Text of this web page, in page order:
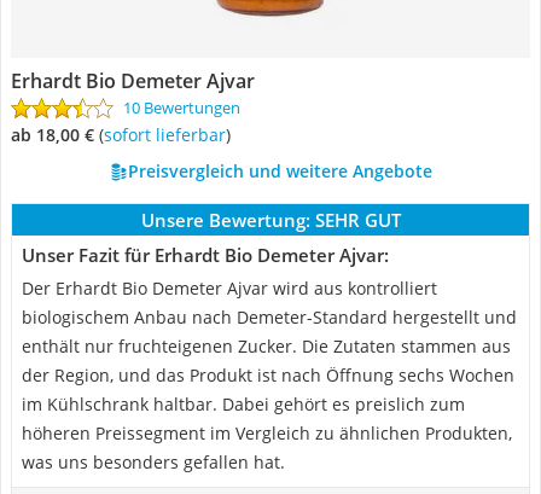
Erhardt Bio Demeter Ajvar
10 Bewertungen
ab 18,00 € ( Sofort lieferbar)
Preisvergleich und weitere Angebote
Unsere Bewertung: SEHR GUT
Unser Fazit für Erhardt Bio Demeter Ajvar:
Der Erhardt Bio Demeter Ajvar wird aus kontrolliert
biologischem Anbau nach Demeter-Standard hergestellt und
enthält nur fruchteigenen Zucker. Die Zutaten stammen aus
der Region, und das Produkt ist nach Öffnung sechs Wochen
im Kühlschrank haltbar. Dabei gehört es preislich zum
höheren Preissegment im Vergleich zu ähnlichen Produkten,
was uns besonders gefallen hat.